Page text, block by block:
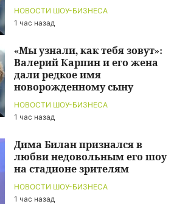
НОВОСТИ ШОУ-БИЗНЕСА
1 час назад
НОВОСТИ ШОУ-БИЗНЕСА
1 час назад
«Мы узнали, как тебя зовут»:
Валерий Карпин и его жена
дали редкое имя
новорожденному сыну
НОВОСТИ ШОУ-БИЗНЕСА
1 час назад
Дима Билан признался в
любви недовольным его шоу
на стадионе зрителям